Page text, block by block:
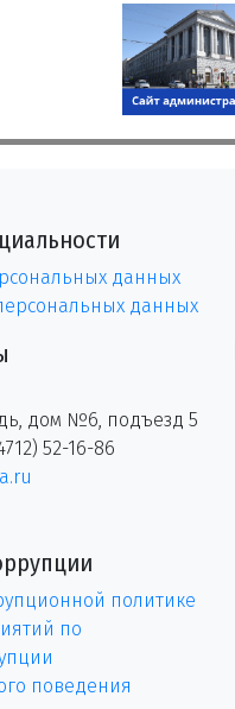
данных
данных
дом №6, подъезд 5
52-16-86
политике
по
поведения